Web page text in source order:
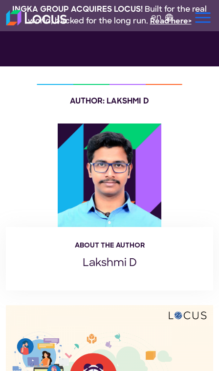
INGKA GROUP ACQUIRES LOCUS! Built for the real
world, backed for the long run. Read here>
en
AUTHOR: LAKSHMI D
ABOUT THE AUTHOR
Lakshmi D